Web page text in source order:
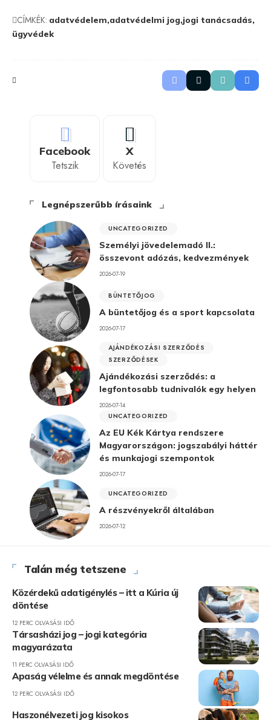
CÍMKÉK: adatvédelem adatvédelmi jog jogi tanácsadás
ügyvédek
Facebook
Tetszik
X
Követés
Legnépszerűbb írásaink
UNCATEGORIZED
Személyi jövedelemadó II.:
összevont adózás, kedvezmények
2026-07-19
BÜNTETŐJOG
A büntetőjog és a sport kapcsolata
2026-07-17
AJÁNDÉKOZÁSI SZERZŐDÉS
SZERZŐDÉSEK
Ajándékozási szerződés: a
legfontosabb tudnivalók egy helyen
2026-07-14
UNCATEGORIZED
Az EU Kék Kártya rendszere
Magyarországon: jogszabályi háttér
és munkajogi szempontok
2026-07-17
UNCATEGORIZED
A részvényekről általában
2026-07-12
Talán még tetszene
Közérdekű adatigénylés – itt a Kúria új
döntése
12 PERC OLVASÁSI IDŐ
Társasházi jog – jogi kategória
magyarázata
11 PERC OLVASÁSI IDŐ
Apaság vélelme és annak megdöntése
12 PERC OLVASÁSI IDŐ
Haszonélvezeti jog kisokos